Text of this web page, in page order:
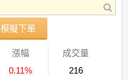
模擬下單
漲幅
0.11%
成交量
216